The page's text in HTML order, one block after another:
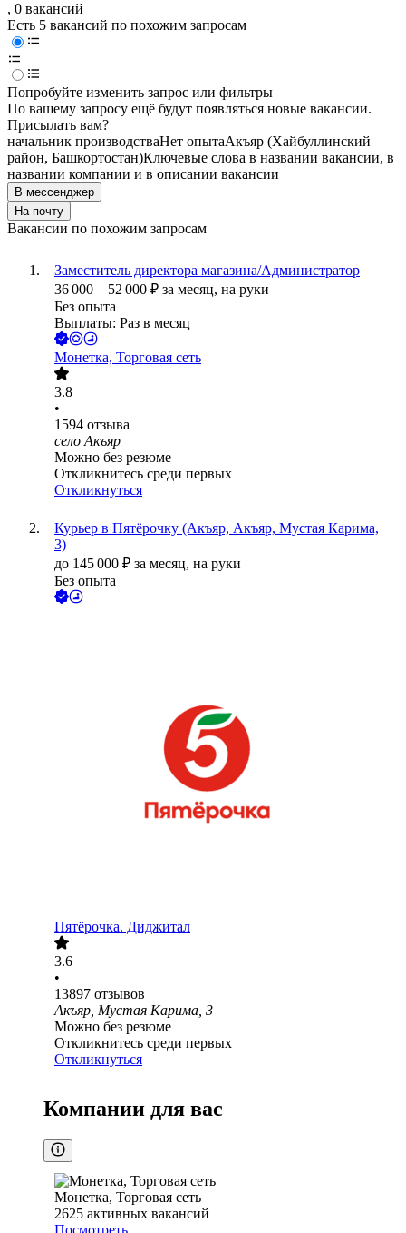
, 0 вакансий
Есть 5 вакансий по похожим запросам
Попробуйте изменить запрос или фильтры
По вашему запросу ещё будут появляться новые вакансии.
Присылать вам?
начальник производстваНет опытаАкъяр (Хайбуллинский
район, Башкортостан)Ключевые слова в названии вакансии, в
названии компании и в описании вакансии
В мессенджер
На почту
Вакансии по похожим запросам
Заместитель директора магазина/Администратор
36 000 – 52 000 ₽ за месяц, на руки
Без опыта
Выплаты: Раз в месяц
Монетка, Торговая сеть
3.8
•
1594 отзыва
село Акъяр
Можно без резюме
Откликнитесь среди первых
Откликнуться
Курьер в Пятёрочку (Акъяр, Акъяр, Мустая Карима,
3)
до 145 000 ₽ за месяц, на руки
Без опыта
Пятёрочка. Диджитал
3.6
•
13897 отзывов
Акъяр, Мустая Карима, 3
Можно без резюме
Откликнитесь среди первых
Откликнуться
Компании для вас
Монетка, Торговая сеть
2625 активных вакансий